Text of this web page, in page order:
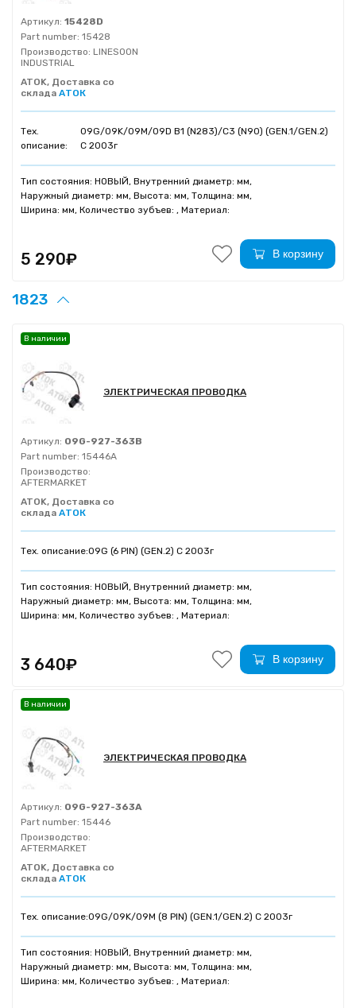
Артикул: 15428D
Part number: 15428
Производство: LINESOON
INDUSTRIAL
ATOK, Доставка со
склада АТОК
Тех.
описание:
09G/09K/09M/09D B1 (N283)/C3 (N90) (GEN.1/GEN.2)
C 2003г
Тип состояния: НОВЫЙ, Внутренний диаметр: мм,
Наружный диаметр: мм, Высота: мм, Толщина: мм,
Ширина: мм, Количество зубъев: , Материал:
5 290₽ В корзину
1823
ЭЛЕКТРИЧЕСКАЯ ПРОВОДКА
Артикул: 09G-927-363B
Part number: 15446A
Производство:
AFTERMARKET
ATOK, Доставка со
склада АТОК
Тех. описание:09G (6 PIN) (GEN.2) C 2003г
Тип состояния: НОВЫЙ, Внутренний диаметр: мм,
Наружный диаметр: мм, Высота: мм, Толщина: мм,
Ширина: мм, Количество зубъев: , Материал:
В наличии
3 640₽ В корзину
ЭЛЕКТРИЧЕСКАЯ ПРОВОДКА
Артикул: 09G-927-363A
Part number: 15446
Производство:
AFTERMARKET
ATOK, Доставка со
склада АТОК
Тех. описание:09G/09K/09M (8 PIN) (GEN.1/GEN.2) C 2003г
Тип состояния: НОВЫЙ, Внутренний диаметр: мм,
Наружный диаметр: мм, Высота: мм, Толщина: мм,
Ширина: мм, Количество зубъев: , Материал:
В наличии